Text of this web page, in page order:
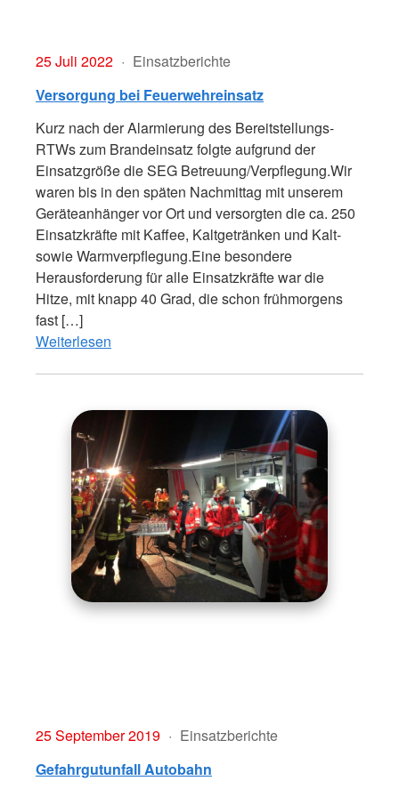
25 Juli 2022
Einsatzberichte
Versorgung bei Feuerwehreinsatz
Kurz nach der Alarmierung des Bereitstellungs-
RTWs zum Brandeinsatz folgte aufgrund der
Einsatzgröße die SEG Betreuung/Verpflegung.Wir
waren bis in den späten Nachmittag mit unserem
Geräteanhänger vor Ort und versorgten die ca. 250
Einsatzkräfte mit Kaffee, Kaltgetränken und Kalt-
sowie Warmverpflegung.Eine besondere
Herausforderung für alle Einsatzkräfte war die
Hitze, mit knapp 40 Grad, die schon frühmorgens
fast […]
Weiterlesen
25 September 2019
Einsatzberichte
Gefahrgutunfall Autobahn